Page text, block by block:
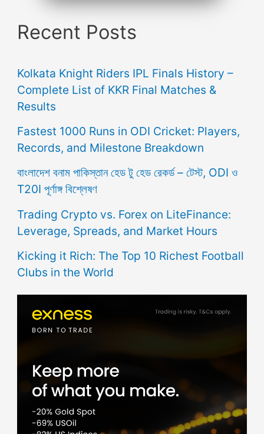
Recent Posts
Kolkata Knight Riders IPL Finals History –
Complete List of KKR Final Matches &
Results
Fastest 1000 Runs in ODI Cricket: Players,
Records, and Milestone Breakdown
বাংলাদেশ বনাম পাকিস্তান হেড টু হেড রেকর্ড – টেস্ট, ODI ও
T20I পূর্ণাঙ্গ বিশ্লেষণ
Trading Crypto vs. Forex on LiteFinance:
Leverage, Spreads, and Market Hours
Kicking it Rich: The Top 10 Richest Football
Clubs in the World